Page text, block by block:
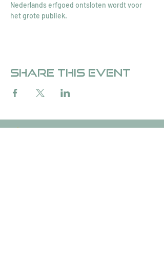
Nederlands erfgoed ontsloten wordt voor
het grote publiek.
Share this event